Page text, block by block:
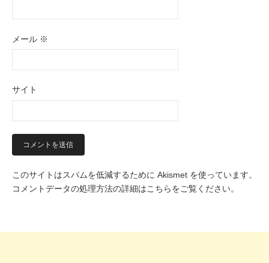
メール ※
サイト
このサイトはスパムを低減するために Akismet を使っています。
コメントデータの処理方法の詳細はこちらをご覧ください。